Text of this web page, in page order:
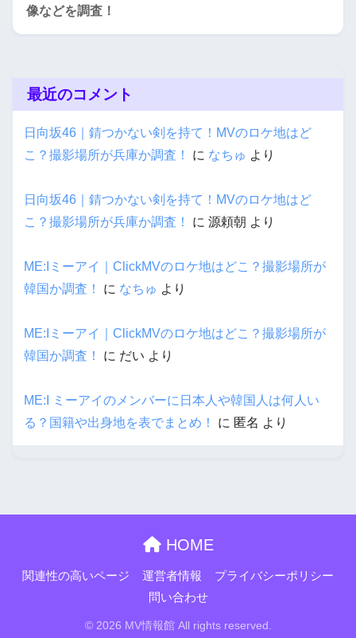
像などを調査！
最近のコメント
日向坂46｜錆つかない剣を持て！MVのロケ地はど
こ？撮影場所が兵庫か調査！
に なちゅ より
日向坂46｜錆つかない剣を持て！MVのロケ地はど
こ？撮影場所が兵庫か調査！
に 源頼朝 より
ME:Iミーアイ｜ClickMVのロケ地はどこ？撮影場所が
韓国か調査！
に なちゅ より
ME:Iミーアイ｜ClickMVのロケ地はどこ？撮影場所が
韓国か調査！
に だい より
ME:I ミーアイのメンバーに日本人や韓国人は何人い
る？国籍や出身地を表でまとめ！
に 匿名 より
HOME
関連性の高いページ 運営者情報
プライバシーポリシー
問い合わせ
© 2026 MV情報館 All rights reserved.